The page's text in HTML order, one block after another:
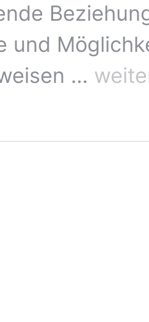
und
…
Partnersuche
–
von